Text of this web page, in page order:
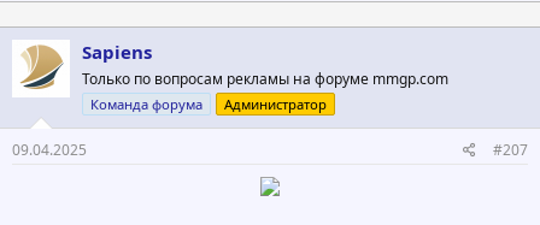
Sapiens
Только по вопросам рекламы на форуме mmgp.com
Команда форума Администратор
09.04.2025 #207